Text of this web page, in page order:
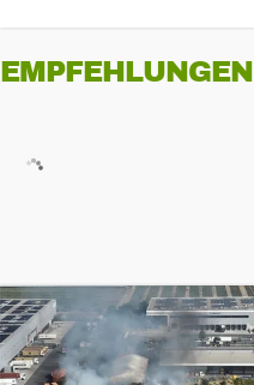
EMPFEHLUNGEN